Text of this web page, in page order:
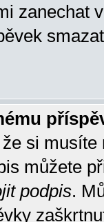
zanechat
si
můžete
podpis.